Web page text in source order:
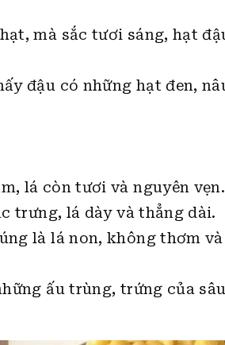
mà sắc tươi sáng, hạt
đậu có những hạt đen,
lá còn tươi và nguyên vẹn.
trưng, lá dày và thẳng dài.
là lá non, không thơm
ấu trùng, trứng của